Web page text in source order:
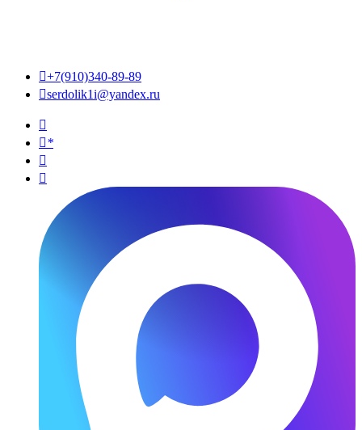
+7(910)340-89-89
serdolik1i@yandex.ru

*

